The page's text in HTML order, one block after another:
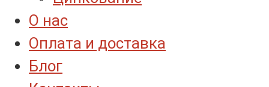
О нас
Оплата и доставка
Блог